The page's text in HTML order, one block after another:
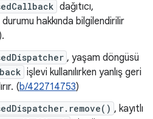
dağıtıcı,
hakkında bilgilendirilir
).
, yaşam döngüsü
işlevi kullanılırken yanlış geri
(b/422714753)
, kayıtlı